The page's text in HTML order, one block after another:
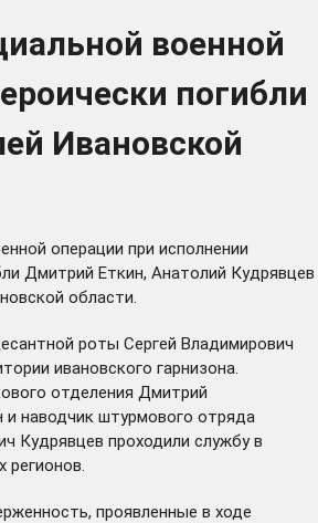
военной
погибли
Ивановской
операции при исполнении
Дмитрий Еткин, Анатолий Кудрявцев
области.
роты Сергей Владимирович
ивановского гарнизона.
отделения Дмитрий
и наводчик штурмового отряда
Кудрявцев проходили службу в
регионов.
проявленные в ходе